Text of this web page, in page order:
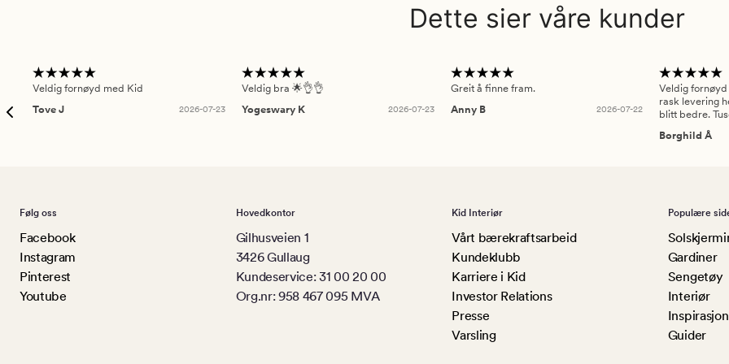
Dette sier våre kunder
Veldig fornøyd med Kid
Tove J
2026-07-23
Veldig bra 🌟👌👌
Yogeswary K
2026-07-23
Greit å finne fram.
Anny B
2026-07-22
Veldig
rask levering
blitt bedre.
Borghild Å
Følg oss
Facebook
Instagram
Pinterest
Youtube
Hovedkontor
Gilhusveien 1
3426 Gullaug
Kundeservice: 31 00 20 00
Org.nr: 958 467 095 MVA
Kid Interiør
Vårt bærekraftsarbeid
Kundeklubb
Karriere i Kid
Investor Relations
Presse
Varsling
Populære
Gardiner
Sengetøy
Interiør
Inspirasjon
Guider